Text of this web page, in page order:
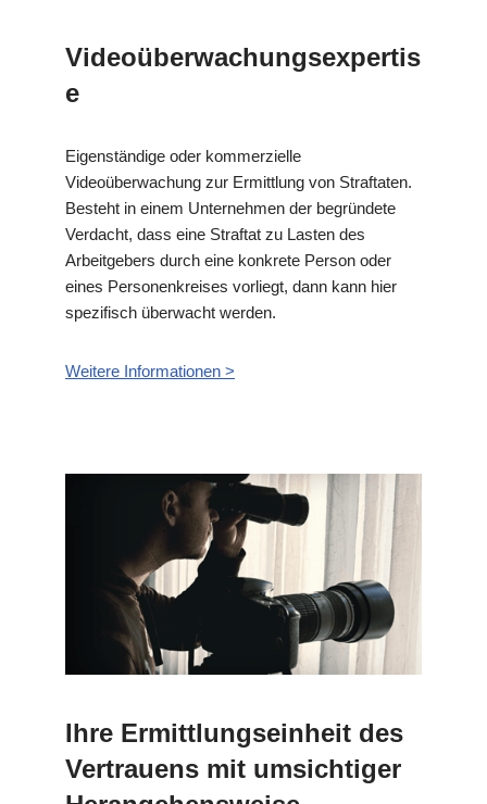
Videoüberwachungsexpertis
e
Eigenständige oder kommerzielle
Videoüberwachung zur Ermittlung von Straftaten.
Besteht in einem Unternehmen der begründete
Verdacht, dass eine Straftat zu Lasten des
Arbeitgebers durch eine konkrete Person oder
eines Personenkreises vorliegt, dann kann hier
spezifisch überwacht werden.
Weitere Informationen >
Ihre Ermittlungseinheit des
Vertrauens mit umsichtiger